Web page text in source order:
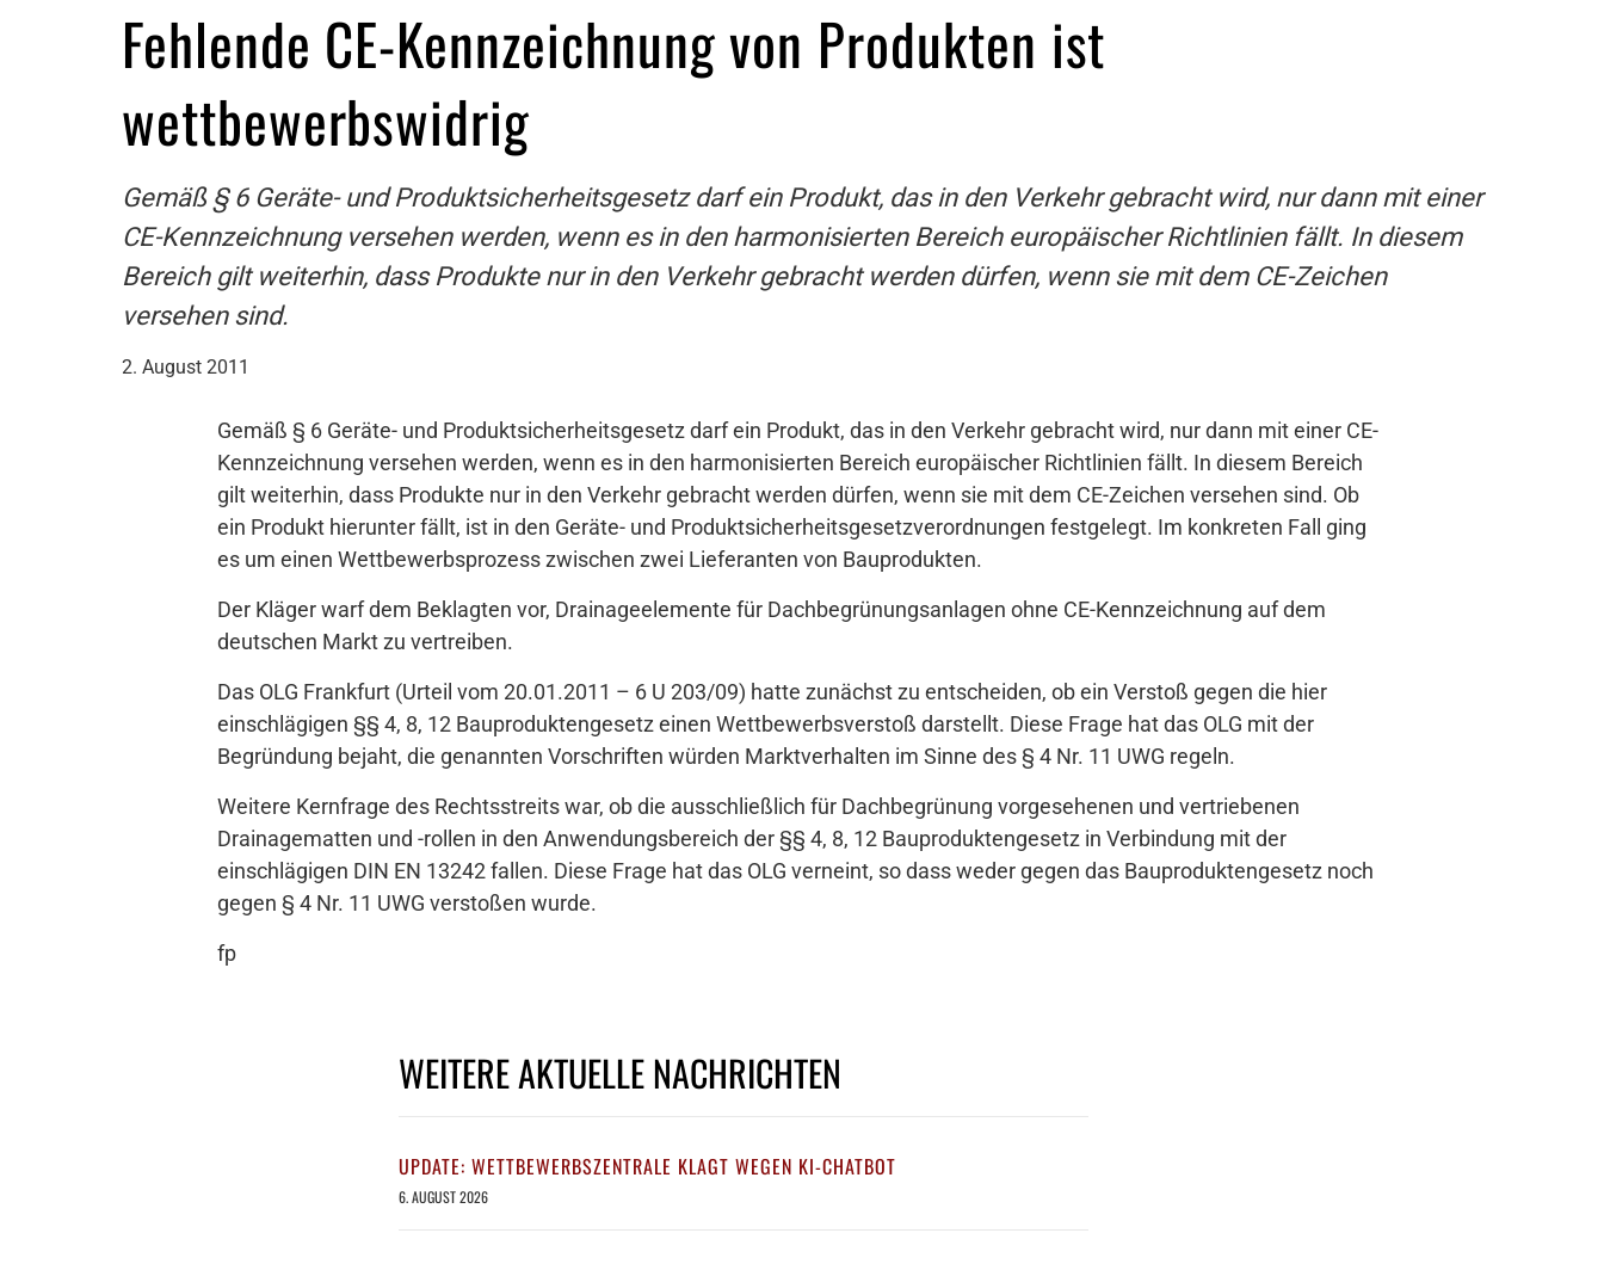
Fehlende CE-Kennzeichnung von Produkten ist
wettbewerbswidrig
Gemäß § 6 Geräte- und Produktsicherheitsgesetz darf ein Produkt, das in den Verkehr gebracht wird, nur dann mit einer
CE-Kennzeichnung versehen werden, wenn es in den harmonisierten Bereich europäischer Richtlinien fällt. In diesem
Bereich gilt weiterhin, dass Produkte nur in den Verkehr gebracht werden dürfen, wenn sie mit dem CE-Zeichen
versehen sind.
2. August 2011
Gemäß § 6 Geräte- und Produktsicherheitsgesetz darf ein Produkt, das in den Verkehr gebracht wird, nur dann mit einer CE-
Kennzeichnung versehen werden, wenn es in den harmonisierten Bereich europäischer Richtlinien fällt. In diesem Bereich
gilt weiterhin, dass Produkte nur in den Verkehr gebracht werden dürfen, wenn sie mit dem CE-Zeichen versehen sind. Ob
ein Produkt hierunter fällt, ist in den Geräte- und Produktsicherheitsgesetzverordnungen festgelegt. Im konkreten Fall ging
es um einen Wettbewerbsprozess zwischen zwei Lieferanten von Bauprodukten.
Der Kläger warf dem Beklagten vor, Drainageelemente für Dachbegrünungsanlagen ohne CE-Kennzeichnung auf dem
deutschen Markt zu vertreiben.
Das OLG Frankfurt (Urteil vom 20.01.2011 – 6 U 203/09) hatte zunächst zu entscheiden, ob ein Verstoß gegen die hier
einschlägigen §§ 4, 8, 12 Bauproduktengesetz einen Wettbewerbsverstoß darstellt. Diese Frage hat das OLG mit der
Begründung bejaht, die genannten Vorschriften würden Marktverhalten im Sinne des § 4 Nr. 11 UWG regeln.
Weitere Kernfrage des Rechtsstreits war, ob die ausschließlich für Dachbegrünung vorgesehenen und vertriebenen
Drainagematten und -rollen in den Anwendungsbereich der §§ 4, 8, 12 Bauproduktengesetz in Verbindung mit der
einschlägigen DIN EN 13242 fallen. Diese Frage hat das OLG verneint, so dass weder gegen das Bauproduktengesetz noch
gegen § 4 Nr. 11 UWG verstoßen wurde.
fp
WEITERE AKTUELLE NACHRICHTEN
UPDATE: WETTBEWERBSZENTRALE KLAGT WEGEN KI-CHATBOT
6. AUGUST 2026